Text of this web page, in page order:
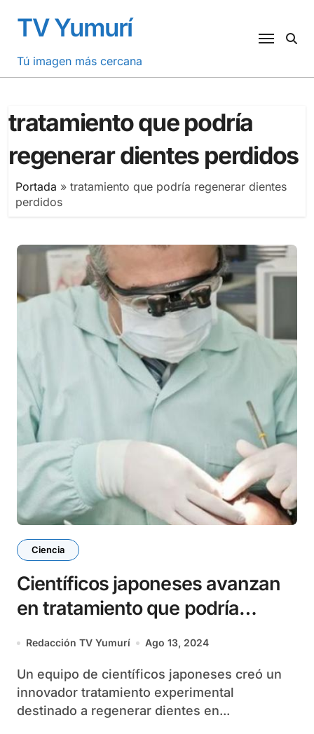
contenido
TV Yumurí
Tú imagen más cercana
tratamiento que podría
regenerar dientes perdidos
Portada » tratamiento que podría regenerar dientes
perdidos
Ciencia
Científicos japoneses avanzan
en tratamiento que podría
regenerar dientes perdidos
Redacción TV Yumurí Ago 13, 2024
Un equipo de científicos japoneses creó un
innovador tratamiento experimental
destinado a regenerar dientes en...